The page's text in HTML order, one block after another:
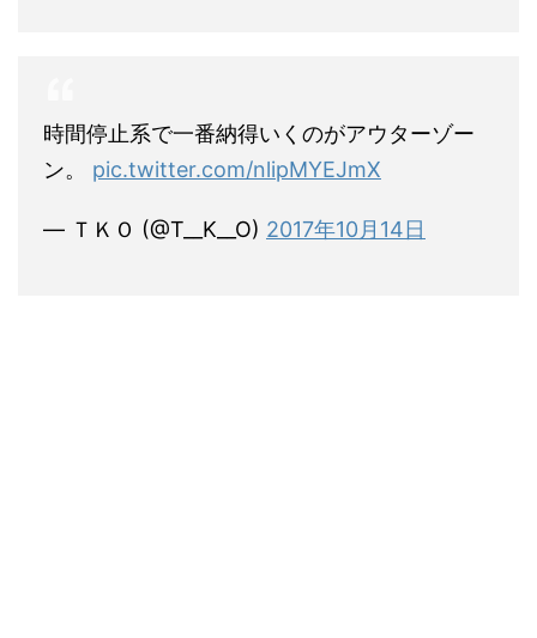
時間停止系で一番納得いくのがアウターゾー
ン。 pic.twitter.com/nlipMYEJmX
— ＴＫＯ (@T__K__O) 2017年10月14日